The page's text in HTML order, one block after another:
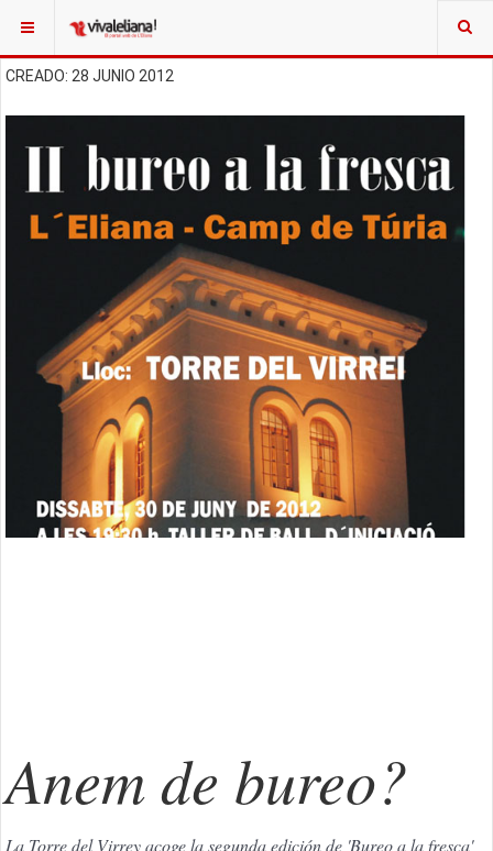
CREADO: 28 JUNIO 2012
Anem de bureo?
La Torre del Virrey acoge la segunda edición de 'Bureo a la fresca'